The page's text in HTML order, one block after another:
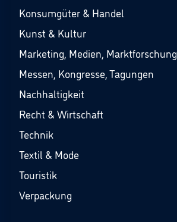
Konsumgüter & Handel
Kunst & Kultur
Marketing, Medien, Marktforschung
Messen, Kongresse, Tagungen
Nachhaltigkeit
Recht & Wirtschaft
Technik
Textil & Mode
Touristik
Verpackung